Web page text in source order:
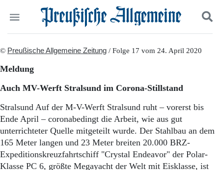
Politik
Panorama
Leben
Geschichte
Ostpreußen
Pommern
Berlin-Brandenburg
Schlesien
Suchen und finden
© Preußische Allgemeine Zeitung / Folge 17 vom 24. April 2020
Meldung
Auch MV-Werft Stralsund im Corona-Stillstand
Stralsund Auf der M-V-Werft Stralsund ruht – vorerst bis
Ende April – coronabedingt die Arbeit, wie aus gut
unterrichteter Quelle mitgeteilt wurde. Der Stahlbau an dem
165 Meter langen und 23 Meter breiten 20.000 BRZ-
Expeditionskreuzfahrtschiff "Crystal Endeavor" der Polar-
Klasse PC 6, größte Megayacht der Welt mit Eisklasse, ist